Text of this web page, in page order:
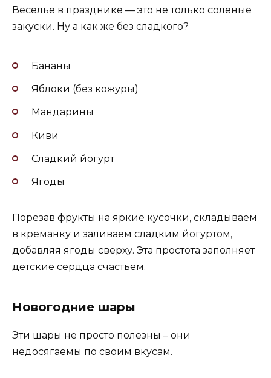
Веселье в празднике — это не только соленые
закуски. Ну а как же без сладкого?
Бананы
Яблоки (без кожуры)
Мандарины
Киви
Сладкий йогурт
Ягоды
Порезав фрукты на яркие кусочки, складываем
в креманку и заливаем сладким йогуртом,
добавляя ягоды сверху. Эта простота заполняет
детские сердца счастьем.
Новогодние шары
Эти шары не просто полезны – они
недосягаемы по своим вкусам.